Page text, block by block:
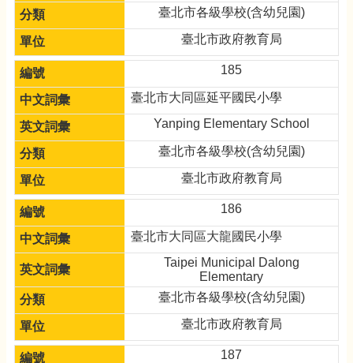
臺北市各級學校(含幼兒園)
臺北市政府教育局
185
臺北市大同區延平國民小學
Yanping Elementary School
臺北市各級學校(含幼兒園)
臺北市政府教育局
186
臺北市大同區大龍國民小學
Taipei Municipal Dalong
Elementary
臺北市各級學校(含幼兒園)
臺北市政府教育局
187